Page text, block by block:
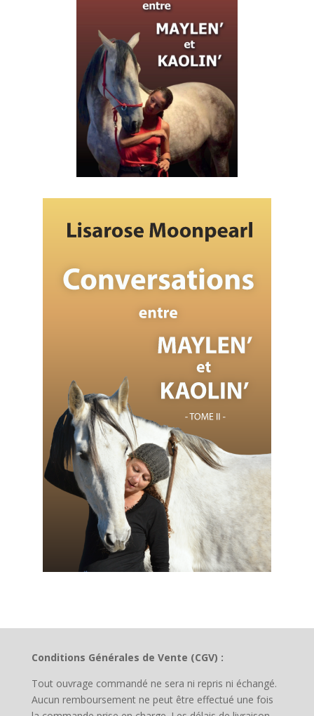
Conditions Générales de Vente (CGV) :
Tout ouvrage commandé ne sera ni repris ni échangé.
Aucun remboursement ne peut être effectué une fois